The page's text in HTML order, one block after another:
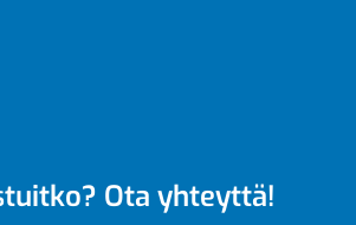
Ota yhteyttä!